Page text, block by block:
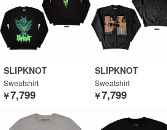
SLIPKNOT
Sweatshirt
￥7,799
SLIPKNOT
Sweatshirt
￥7,799